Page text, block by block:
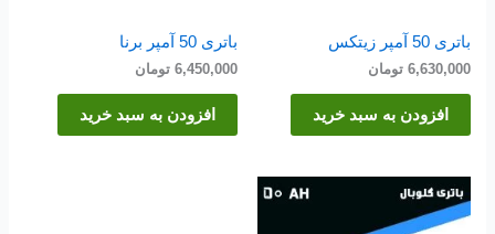
باتری 50 آمپر زیتکس
6,630,000 تومان
افزودن به سبد خرید
باتری 50 آمپر برنا
6,450,000 تومان
افزودن به سبد خرید